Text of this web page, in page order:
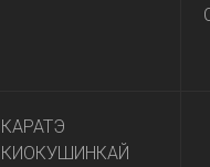
КАРАТЭ
КИОКУШИНКАЙ